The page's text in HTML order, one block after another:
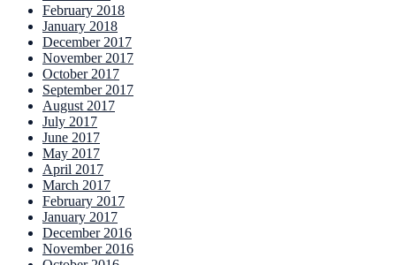
February 2018
January 2018
December 2017
November 2017
October 2017
September 2017
August 2017
July 2017
June 2017
May 2017
April 2017
March 2017
February 2017
January 2017
December 2016
November 2016